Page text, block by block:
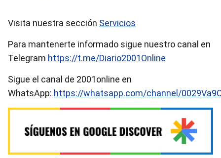
Visita nuestra sección Servicios
Para mantenerte informado sigue nuestro canal en
Telegram https://t.me/Diario2001Online
Sigue el canal de 2001online en
WhatsApp: https://whatsapp.com/channel/